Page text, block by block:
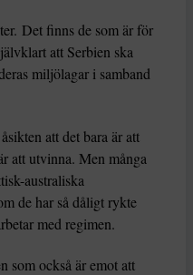
Det finns de som är för
att Serbien ska
miljölagar i samband
att det bara är att
att utvinna. Men många
australiska
de har så dåligt rykte
med regimen.
som också är emot att